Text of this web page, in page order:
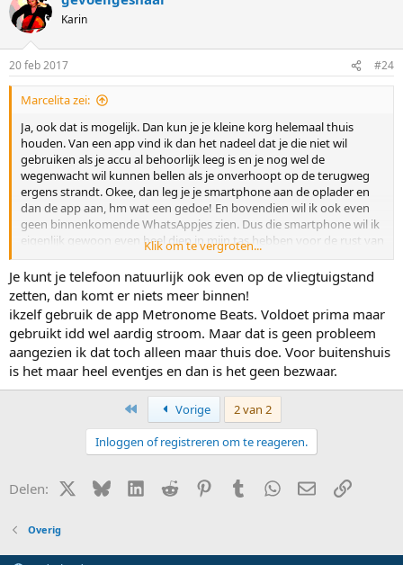
Karin
20 feb 2017 #24
Marcelita zei:
Ja, ook dat is mogelijk. Dan kun je je kleine korg helemaal thuis
houden. Van een app vind ik dan het nadeel dat je die niet wil
gebruiken als je accu al behoorlijk leeg is en je nog wel de
wegenwacht wil kunnen bellen als je onverhoopt op de terugweg
ergens strandt. Okee, dan leg je je smartphone aan de oplader en
dan de app aan, hm wat een gedoe! En bovendien wil ik ook even
geen binnenkomende WhatsAppjes zien. Dus die smartphone wil ik
eigenlijk gewoon even heel diep in mijn tas hebben voor de rust van
het (samen) spelen.
Klik om te vergroten...
Je kunt je telefoon natuurlijk ook even op de vliegtuigstand
zetten, dan komt er niets meer binnen!
ikzelf gebruik de app Metronome Beats. Voldoet prima maar
gebruikt idd wel aardig stroom. Maar dat is geen probleem
aangezien ik dat toch alleen maar thuis doe. Voor buitenshuis
is het maar heel eventjes en dan is het geen bezwaar.
Eerste Vorige
2 van 2
Inloggen of registreren om te reageren.
Delen: X (Twitter)
BlueskyLinkedIn
Reddit PinterestTumblr WhatsApp
E-mailLink
Overig